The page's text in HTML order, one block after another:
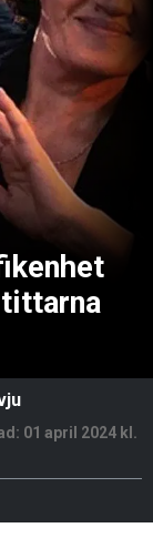
01 april 2024 kl.